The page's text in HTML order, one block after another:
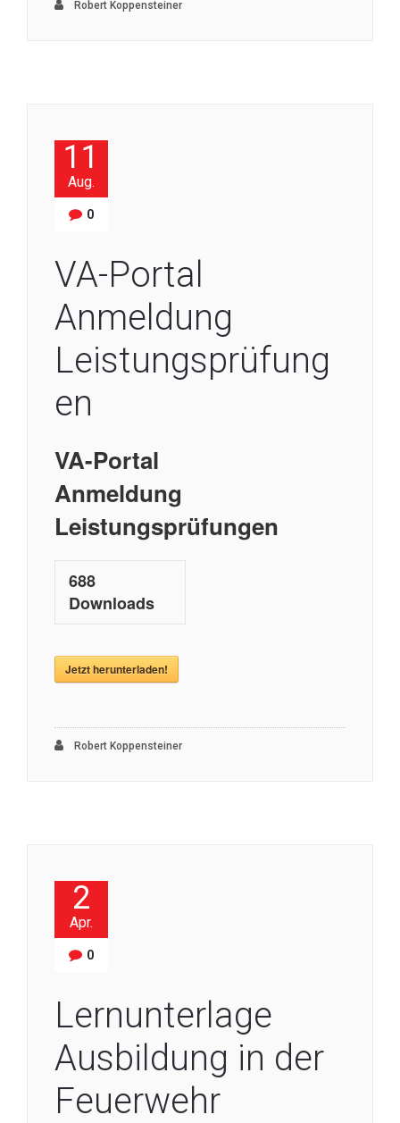
Robert Koppensteiner
11
Aug.
0
VA-Portal
Anmeldung
Leistungsprüfung
en
VA-Portal
Anmeldung
Leistungsprüfungen
688
Downloads
Jetzt herunterladen!
Robert Koppensteiner
2
Apr.
0
Lernunterlage
Ausbildung in der
Feuerwehr